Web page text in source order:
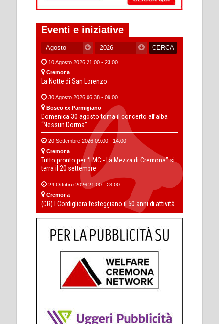
Eventi e iniziative
10 Agosto 2026 21:00 - 23:00
Cremona
La Notte di San Lorenzo
30 Agosto 2026 06:38 - 09:00
Bosco ex Parmigiano
Domenica 30 agosto torna il concerto all’alba
“Nessun Dorma”
20 Settembre 2026 09:00 - 14:00
Cremona
Tutto pronto per “LMC - La Mezza di Cremona” si
terra il 20 settembre
24 Ottobre 2026 21:00 - 23:00
Cremona
(CR) I Cordigliera festeggiano il 50 anni di attività